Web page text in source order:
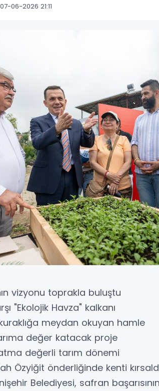
07-06-2026 21:11
vizyonu toprakla buluştu
"Ekolojik Havza" kalkanı
meydan okuyan hamle
değer katacak proje
değerli tarım dönemi
Özyiğit önderliğinde kenti
Belediyesi, safran